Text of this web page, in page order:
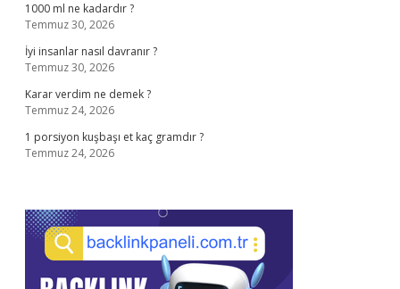
1000 ml ne kadardır ?
Temmuz 30, 2026
İyi insanlar nasıl davranır ?
Temmuz 30, 2026
Karar verdim ne demek ?
Temmuz 24, 2026
1 porsiyon kuşbaşı et kaç gramdır ?
Temmuz 24, 2026